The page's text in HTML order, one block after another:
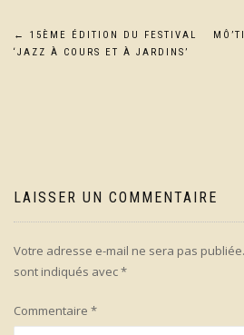
Navigation
←
15ÈME ÉDITION DU FESTIVAL
‘JAZZ À COURS ET À JARDINS’
LAISSER UN COMMENTAIRE
Votre adresse e-mail ne sera pas publiée.
sont indiqués avec*
Commentaire *